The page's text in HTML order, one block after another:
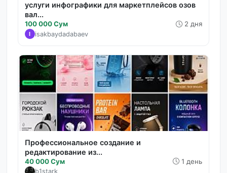
услуги инфографики для маркетплейсов озов
вал...
100 000 Сум 2 дня
I isakbaydadabaev
Профессиональное создание и
редактирование из...
40 000 Сум 1 день
b1stark